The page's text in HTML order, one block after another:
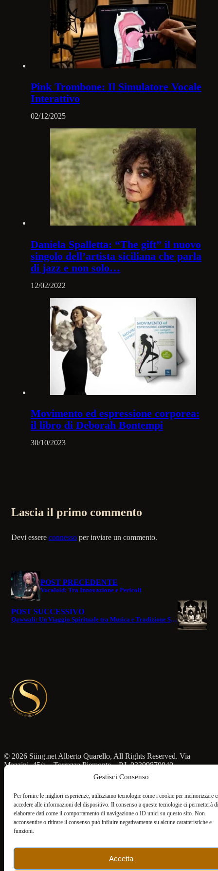
Gestisci Consenso
Per fornire le migliori esperienze, utilizziamo tecnologie come i cookie per memorizzare
accedere alle informazioni del dispositivo. Il consenso a queste tecnologie ci permetterà di
elaborare dati come il comportamento di navigazione o ID unici su questo sito. Non
acconsentire o ritirare il consenso può influire negativamente su alcune caratteristiche e
funzioni.
Accetta
Pink Trombone: Il Simulatore Vocale
Interattivo
02/12/2025
Daniela Spalletta: “The gift” il nuovo
singolo dell’artista siciliana che parla
di jazz e non solo…
12/02/2022
Movimento ed espressione corporea:
il libro di Deborah Bontempi
30/10/2023
Lascia il primo commento
Devi essere connesso per inviare un commento.
POST PRECEDENTE
Vocaloid: Tra Innovazione e Pericoli
POST SUCCESSIVO
Qawwali: Un Viaggio Spirituale tra Musica e Tradizione Sufi
© 2026 Siing.net Alberto Quarello, All Rights Reserved. Via
Mazzini, 45/a – Torrazza Piemonte – P.I. 03309870040